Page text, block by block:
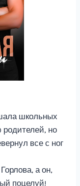
школьных
родителей, но
все с ног
а он,
поцелуй!